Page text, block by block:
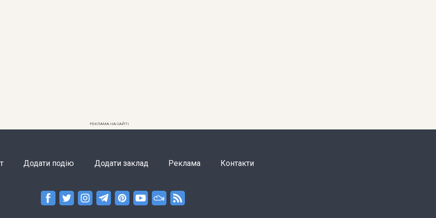
РЕКЛАМА НА САЙТІ
Додати подію Додати заклад Реклама Контакти